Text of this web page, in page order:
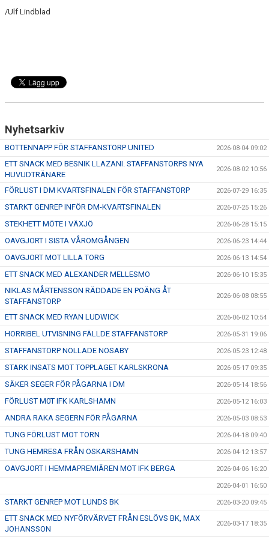
/Ulf Lindblad
Nyhetsarkiv
BOTTENNAPP FÖR STAFFANSTORP UNITED 2026-08-04 09:02
ETT SNACK MED BESNIK LLAZANI. STAFFANSTORPS NYA
HUVUDTRÄNARE
2026-08-02 10:56
FÖRLUST I DM KVARTSFINALEN FÖR STAFFANSTORP 2026-07-29 16:35
STARKT GENREP INFÖR DM-KVARTSFINALEN 2026-07-25 15:26
STEKHETT MÖTE I VÄXJÖ 2026-06-28 15:15
OAVGJORT I SISTA VÅROMGÅNGEN 2026-06-23 14:44
OAVGJORT MOT LILLA TORG 2026-06-13 14:54
ETT SNACK MED ALEXANDER MELLESMO 2026-06-10 15:35
NIKLAS MÅRTENSSON RÄDDADE EN POÄNG ÅT
STAFFANSTORP
2026-06-08 08:55
ETT SNACK MED RYAN LUDWICK 2026-06-02 10:54
HORRIBEL UTVISNING FÄLLDE STAFFANSTORP 2026-05-31 19:06
STAFFANSTORP NOLLADE NOSABY 2026-05-23 12:48
STARK INSATS MOT TOPPLAGET KARLSKRONA 2026-05-17 09:35
SÄKER SEGER FÖR PÅGARNA I DM 2026-05-14 18:56
FÖRLUST M0T IFK KARLSHAMN 2026-05-12 16:03
ANDRA RAKA SEGERN FÖR PÅGARNA 2026-05-03 08:53
TUNG FÖRLUST MOT TORN 2026-04-18 09:40
TUNG HEMRESA FRÅN OSKARSHAMN 2026-04-12 13:57
OAVGJORT I HEMMAPREMIÄREN MOT IFK BERGA 2026-04-06 16:20
2026-04-01 16:50
STARKT GENREP MOT LUNDS BK 2026-03-20 09:45
ETT SNACK MED NYFÖRVÄRVET FRÅN ESLÖVS BK, MAX
JOHANSSON
2026-03-17 18:35